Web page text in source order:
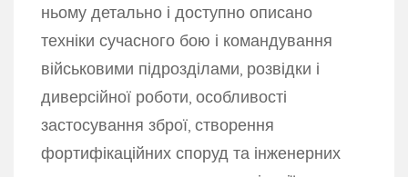
ньому детально і доступно описано
техніки сучасного бою і командування
військовими підрозділами, розвідки і
диверсійної роботи, особливості
застосування зброї, створення
фортифікаційних споруд та інженерних